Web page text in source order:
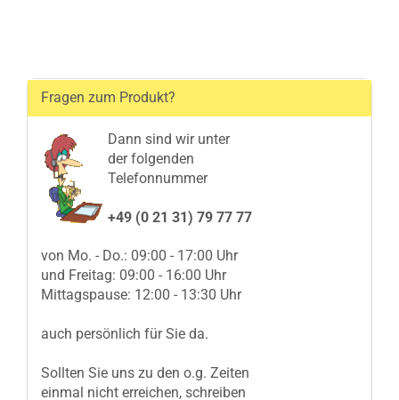
Fragen zum Produkt?
Dann sind wir unter
der folgenden
Telefonnummer
+49 (0 21 31) 79 77 77
von Mo. - Do.: 09:00 - 17:00 Uhr
und Freitag: 09:00 - 16:00 Uhr
Mittagspause: 12:00 - 13:30 Uhr
auch persönlich für Sie da.
Sollten Sie uns zu den o.g. Zeiten
einmal nicht erreichen, schreiben